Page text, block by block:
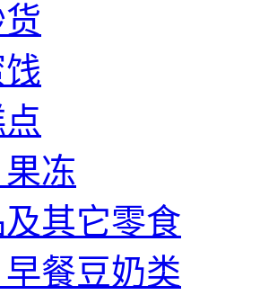
冻
其它零食
餐豆奶类